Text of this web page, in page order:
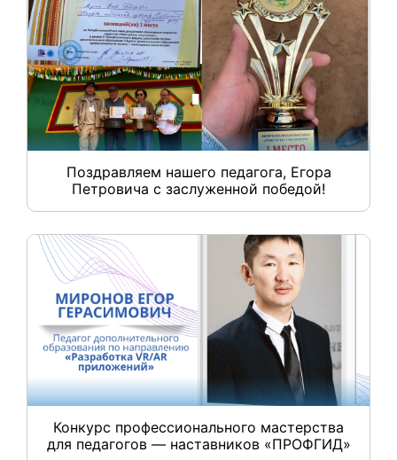
Поздравляем нашего педагога, Егора
Петровича с заслуженной победой!
Конкурс профессионального мастерства
для педагогов — наставников «ПРОФГИД»